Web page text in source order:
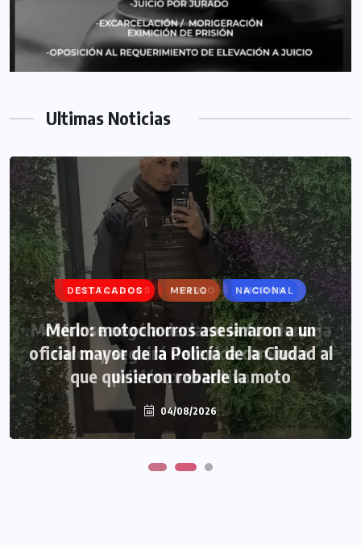
Ultimas Noticias
DESTACADOS MERLO NACIONAL
Merlo: motochorros asesinaron a un
oficial mayor de la Policía de la Ciudad al
que quisieron robarle la moto
04/08/2026
DESTACADOS MERLO MORÓN
Morón: se negó a declarar la funcionaria
narco y seguirá detenida camino a
prisión preventiva
04/08/2026